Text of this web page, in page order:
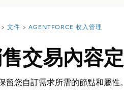
文件 AGENTFORCE 收入管理
交易內容
留您自訂需求所需的節點和屬性。